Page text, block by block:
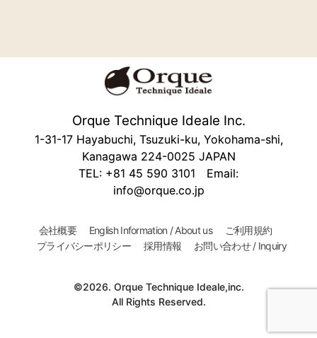
Orque Technique Ideale Inc.
1-31-17 Hayabuchi, Tsuzuki-ku, Yokohama-shi,
Kanagawa 224-0025 JAPAN
TEL: +81 45 590 3101 Email:
info@orque.co.jp
会社概要 English Information / About us
ご利用規約
プライバシーポリシー
採用情報 お問い合わせ / Inquiry
©2026. Orque Technique Ideale,inc.
All Rights Reserved.